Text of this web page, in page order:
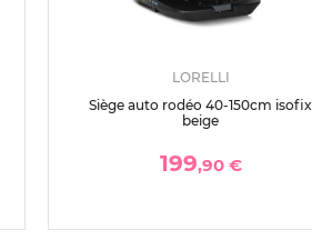
LORELLI
Siège auto rodéo 40-150cm isofix
beige
199,90 €